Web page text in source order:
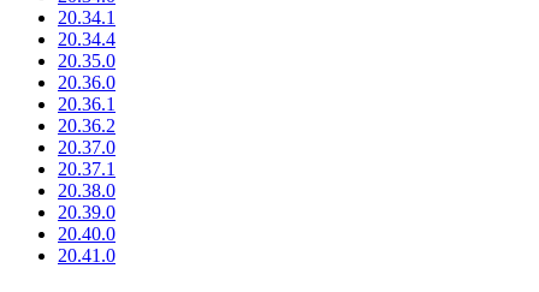
20.34.1
20.34.4
20.35.0
20.36.0
20.36.1
20.36.2
20.37.0
20.37.1
20.38.0
20.39.0
20.40.0
20.41.0